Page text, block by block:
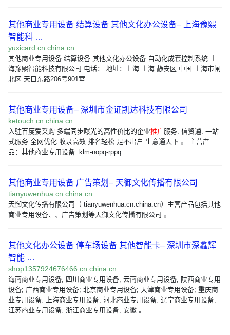
其他商业专用设备 结算设备 其他文化办公设备– 上海豫熙
智能科 …
yuxicard.cn.china.cn
其他商业专用设备 结算设备 其他文化办公设备 自动化成套控制系统 上
海豫熙智能科技有限公司 电话： 地址：上海 上海 静安区 中国 上海市闸
北区 天目东路206号901室
其他商业专用设备– 深圳市金证凯达科技有限公司
ketouch.cn.china.cn
入驻百度爱采购 多端同步曝光的高性价比的企业推广服务. 信贸通. 一站
式服务 全网优化 收录高效 排名轻松 足不出户 生意通天下 。 主营产
品：其他商业专用设备. klm-nopq-rppq.
其他商业专用设备 广告策划– 天御文化传播有限公司
tianyuwenhua.cn.china.cn
天御文化传播有限公司（ tianyuwenhua.cn.china.cn）主营产品包括其他
商业专用设备、、广告策划等天御文化传播有限公司 。
其他文化办公设备 停车场设备 其他智能卡– 深圳市深鑫辉
智能 …
shop1357924676466.cn.china.cn
海南商业专用设备; 四川商业专用设备; 云南商业专用设备; 陕西商业专用
设备; 广西商业专用设备; 北京商业专用设备; 天津商业专用设备; 重庆商
业专用设备; 上海商业专用设备; 河北商业专用设备; 辽宁商业专用设备;
江苏商业专用设备; 浙江商业专用设备; 安徽 。